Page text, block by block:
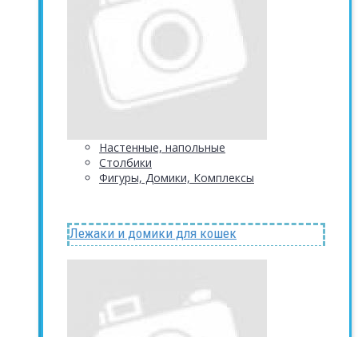
Настенные, напольные
Столбики
Фигуры, Домики, Комплексы
Лежаки и домики для кошек